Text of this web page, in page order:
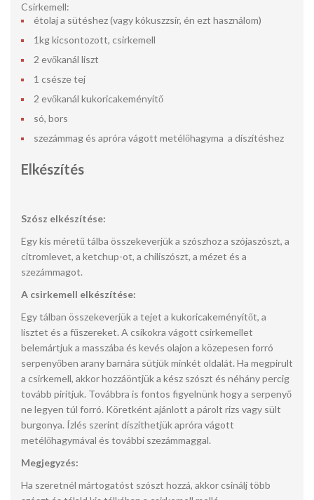
Csirkemell:
étolaj a sütéshez (vagy kókuszzsír, én ezt használom)
1kg kicsontozott, csirkemell
2 evőkanál liszt
1 csésze tej
2 evőkanál kukoricakeményítő
só, bors
szezámmag és apróra vágott metélőhagyma a díszítéshez
Elkészítés
Szósz elkészítése:
Egy kis méretű tálba összekeverjük a szószhoz a szójaszószt, a
citromlevet, a ketchup-ot, a chiliszószt, a mézet és a
szezámmagot.
A csirkemell elkészítése:
Egy tálban összekeverjük a tejet a kukoricakeményítőt, a
lisztet és a fűszereket. A csíkokra vágott csirkemellet
belemártjuk a masszába és kevés olajon a közepesen forró
serpenyőben arany barnára sütjük minkét oldalát. Ha megpirult
a csirkemell, akkor hozzáöntjük a kész szószt és néhány percig
tovább pirítjuk. Továbbra is fontos figyelnünk hogy a serpenyő
ne legyen túl forró. Köretként ajánlott a párolt rizs vagy sült
burgonya. Ízlés szerint díszíthetjük apróra vágott
metélőhagymával és további szezámmaggal.
Megjegyzés:
Ha szeretnél mártogatóst szószt hozzá, akkor csinálj több